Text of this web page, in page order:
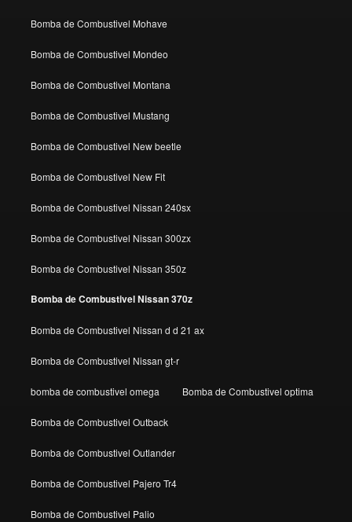
Bomba de Combustivel Mohave
Bomba de Combustivel Mondeo
Bomba de Combustivel Montana
Bomba de Combustivel Mustang
Bomba de Combustivel New beetle
Bomba de Combustivel New Fit
Bomba de Combustivel Nissan 240sx
Bomba de Combustivel Nissan 300zx
Bomba de Combustivel Nissan 350z
Bomba de Combustivel Nissan 370z
Bomba de Combustivel Nissan d d 21 ax
Bomba de Combustivel Nissan gt-r
bomba de combustivel omega Bomba de Combustivel optima
Bomba de Combustivel Outback
Bomba de Combustivel Outlander
Bomba de Combustivel Pajero Tr4
Bomba de Combustivel Palio